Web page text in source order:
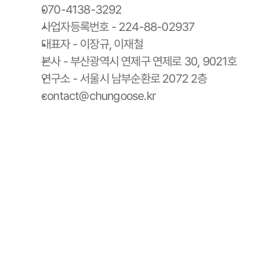
070-4138-3292
사업자등록번호 - 224-88-02937
대표자 - 이장규, 이재철
본사 - 부산광역시 연제구 연제로 30, 9021호
연구소 - 서울시 남부순환로 2072 2층
contact@chungoose.kr